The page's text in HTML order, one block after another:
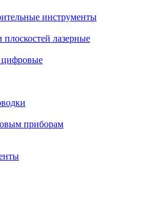
инструменты
лазерные
приборам